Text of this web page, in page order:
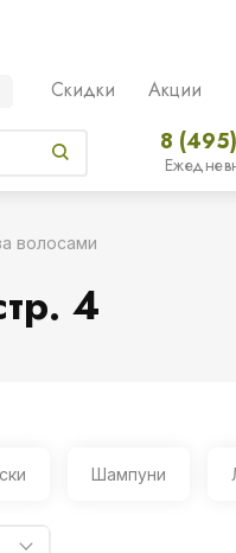
Скидки Акции
8
волосами
4
Шампуни